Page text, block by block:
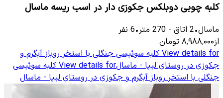
کلبه چوبی دوبلکس جکوزی دار در اسب ریسه ماسال
ماسال•
2 اتاق -
270 متر•
6 نفر
از۸٬۹۸۸٬۰۰۰ تومان
View details for کلبه سوئیسی جنگلی با استخر روباز آبگرم و
جکوزی در روستای لیپا - ماسالView details for کلبه سوئیسی
جنگلی با استخر روباز آبگرم و جکوزی در روستای لیپا - ماسال